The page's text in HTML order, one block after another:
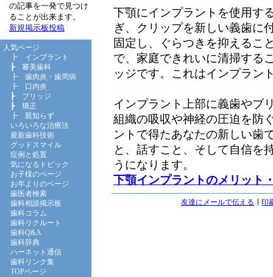
の記事を一発で見つけ
ることが出来ます。
新規掲示板投稿
人気ページ
┣ インプラント
┣ 審美歯科
┣ 歯肉炎・歯周病
┣ 口内炎
┣ ブリッジ
┣ 矯正
┣ 親知らず
いろいろな治療法
最新歯科技術
グッドスマイル
症例と処置
気になるトピック
お子様のページ
お年よりのページ
歯医者検索
歯科相談掲示板
歯科コラム
歯科リクルート
歯科Q&A
歯科辞典
ハーネット通信
歯科リンク集
TOPページ
下顎にインプラントを使用す
ぎ、クリップを新しい義歯に
固定し、ぐらつきを抑えるこ
で、家庭できれいに清掃する
ッジです。これはインプラン
インプラント上部に義歯やブ
組織の吸収や神経の圧迫を防
ントで得たあなたの新しい歯
と、話すこと、そして自信を
うになります。
下顎インプラントのメリット
友達にメールで伝える 印